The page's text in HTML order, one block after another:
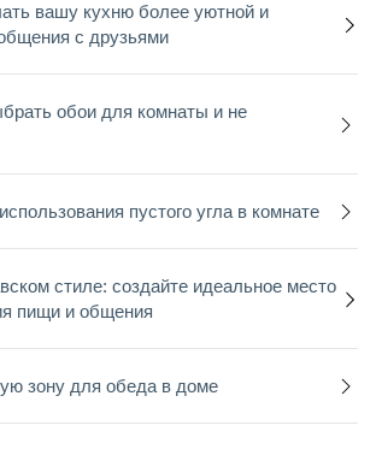
вашу кухню более уютной и
с друзьями
обои для комнаты и не
пустого угла в комнате
стиле: создайте идеальное место
пищи и общения
зону для обеда в доме